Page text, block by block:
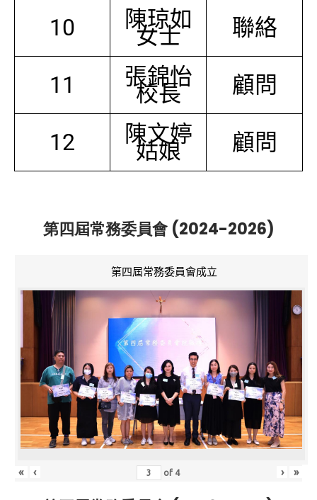
10 陳琼如
女士 聯絡
11 張錦怡
校長 顧問
12 陳文婷
姑娘 顧問
第四屆常務委員會 (2024-2026)
第四屆常務委員會成立
« ‹ of 4 › »